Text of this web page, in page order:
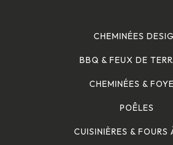
CHEMINÉES
BBQ & FEUX DE
CHEMINÉES &
POÊLES
CUISINIÈRES & FOURS